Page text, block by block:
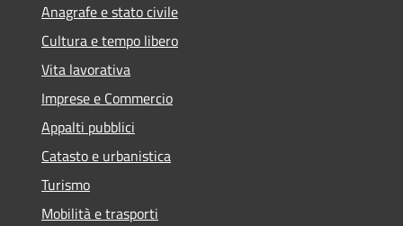
Anagrafe e stato civile
Cultura e tempo libero
Vita lavorativa
Imprese e Commercio
Appalti pubblici
Catasto e urbanistica
Turismo
Mobilità e trasporti